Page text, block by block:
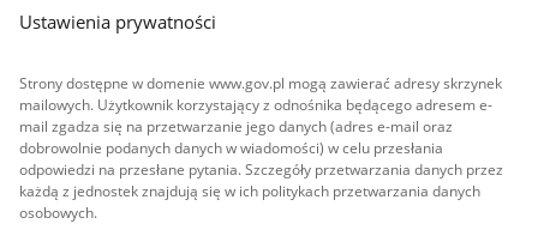
Ustawienia prywatności
Strony dostępne w domenie www.gov.pl mogą zawierać adresy skrzynek
mailowych. Użytkownik korzystający z odnośnika będącego adresem e-
mail zgadza się na przetwarzanie jego danych (adres e-mail oraz
dobrowolnie podanych danych w wiadomości) w celu przesłania
odpowiedzi na przesłane pytania. Szczegóły przetwarzania danych przez
każdą z jednostek znajdują się w ich politykach przetwarzania danych
osobowych.